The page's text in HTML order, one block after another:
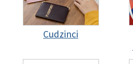
Cudzinci